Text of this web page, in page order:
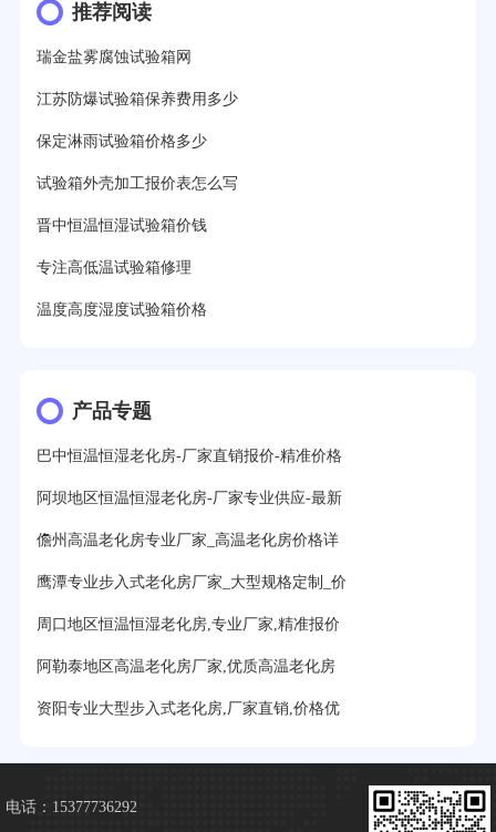
推荐阅读
瑞金盐雾腐蚀试验箱网
江苏防爆试验箱保养费用多少
保定淋雨试验箱价格多少
试验箱外壳加工报价表怎么写
晋中恒温恒湿试验箱价钱
专注高低温试验箱修理
温度高度湿度试验箱价格
产品专题
巴中恒温恒湿老化房-厂家直销报价-精准价格
阿坝地区恒温恒湿老化房-厂家专业供应-最新
儋州高温老化房专业厂家_高温老化房价格详
鹰潭专业步入式老化房厂家_大型规格定制_价
周口地区恒温恒湿老化房,专业厂家,精准报价
阿勒泰地区高温老化房厂家,优质高温老化房
资阳专业大型步入式老化房,厂家直销,价格优
电话：15377736292